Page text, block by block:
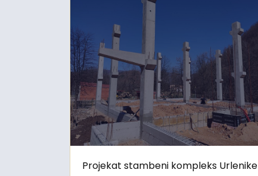
Projekat stambeni kompleks Urlenike